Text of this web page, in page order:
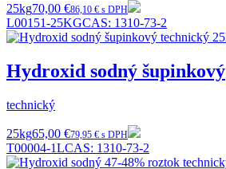
25kg70,00 €86,10 € s DPH
L00151-25KGCAS: 1310-73-2
Hydroxid sodný šupinkový
technický
25kg65,00 €79,95 € s DPH
T00004-1LCAS: 1310-73-2